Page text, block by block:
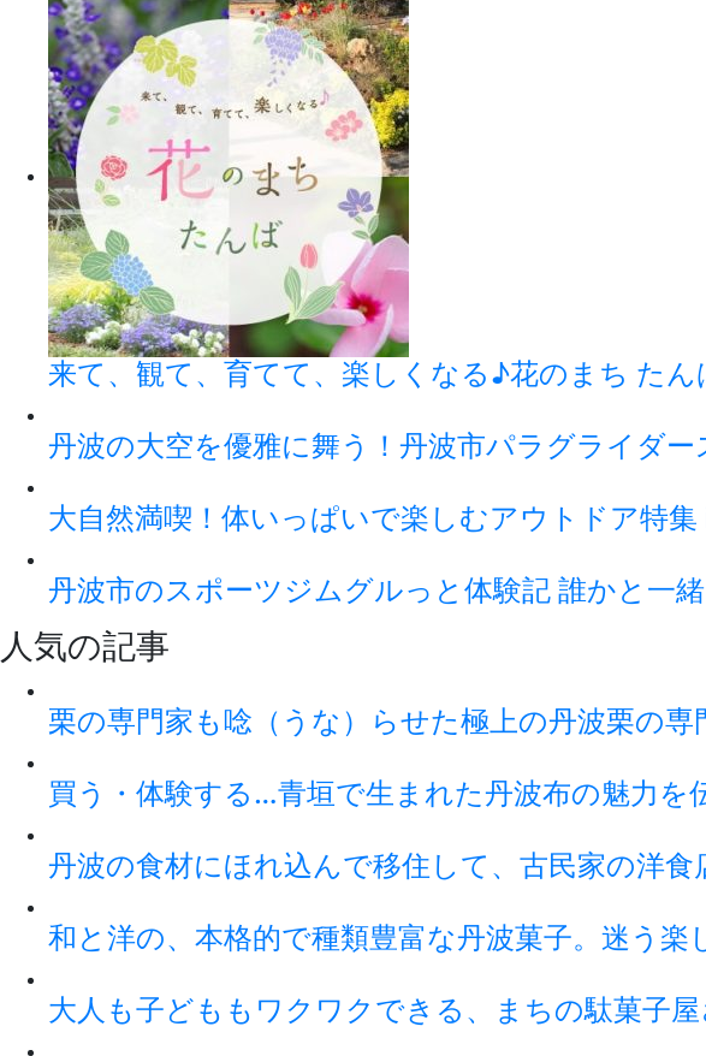
来て、観て、育てて、楽しくなる♪花のまち たん
丹波の大空を優雅に舞う！丹波市パラグライダ
大自然満喫！体いっぱいで楽しむアウトドア特
丹波市のスポーツジムグルっと体験記 誰かと一
人気の記事
栗の専門家も唸（うな）らせた極上の丹波栗の
買う・体験する…青垣で生まれた丹波布の魅力を
丹波の食材にほれ込んで移住して、古民家の洋食
和と洋の、本格的で種類豊富な丹波菓子。迷う楽
大人も子どももワクワクできる、まちの駄菓子屋